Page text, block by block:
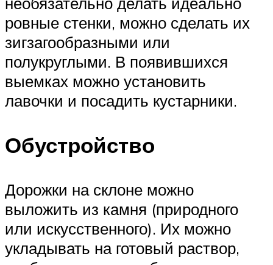
ровные стенки, можно сделать их
зигзагообразными или
полукруглыми. В появившихся
выемках можно установить
лавочки и посадить кустарники.
Обустройство
Дорожки на склоне можно
выложить из камня (природного
или искусственного). Их можно
укладывать на готовый раствор,